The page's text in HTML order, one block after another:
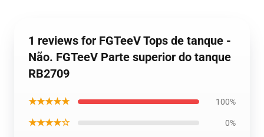
1 reviews for FGTeeV Tops de tanque -
Não. FGTeeV Parte superior do tanque
RB2709
★★★★★ 100%
★★★★☆ 0%